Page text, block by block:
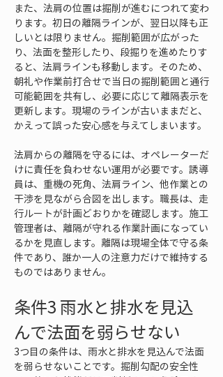
また、法肩の位置は掘削が進むにつれて変わ
ります。初日の離隔ラインが、翌日以降も正
しいとは限りません。掘削範囲が広がった
り、法面を整形したり、段掘りを進めたりす
ると、法肩ラインも移動します。そのため、
朝礼や作業前打合せで当日の掘削範囲と通行
可能範囲を共有し、必要に応じて離隔表示を
更新します。現場のラインが古いままだと、
かえって誤った安心感を与えてしまいます。
法肩からの離隔を守るには、オペレーターだ
けに責任を負わせない運用が必要です。誘導
員は、重機の死角、法肩ライン、他作業との
干渉を見ながら合図を出します。職長は、走
行ルートが計画どおりかを確認します。施工
管理者は、離隔が守れる作業計画になってい
るかを見直します。離隔は現場全体で守る条
件であり、誰か一人の注意力だけで維持する
ものではありません。
条件3 雨水と排水を見込
んで法面を弱らせない
3つ目の条件は、雨水と排水を見込んで法面
を弱らせないことです。掘削勾配の安全性